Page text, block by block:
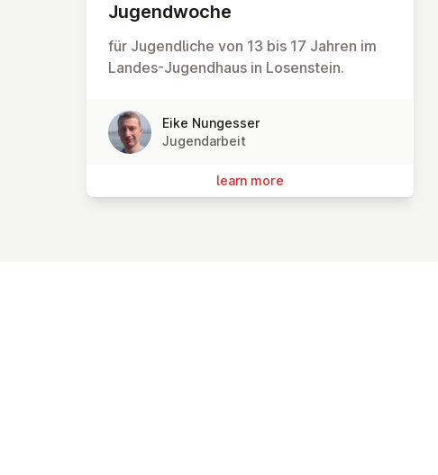
Ju­gend­woche
für Jugendliche von 13 bis 17 Jahren im
Landes-Jugendhaus in Losenstein.
Eike Nungesser
Jugendarbeit
learn more